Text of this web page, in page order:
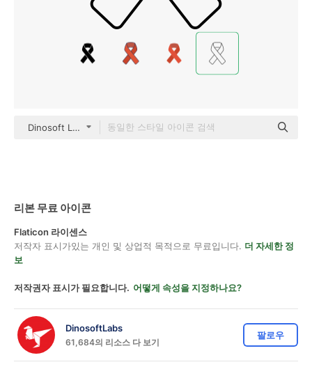
Dinosoft Lineal
리본 무료 아이콘
Flaticon 라이센스
저작자 표시가있는 개인 및 상업적 목적으로 무료입니다. 더 자세한 정
보
저작권자 표시가 필요합니다. 어떻게 속성을 지정하나요?
DinosoftLabs
61,684의 리소스 다 보기
팔로우